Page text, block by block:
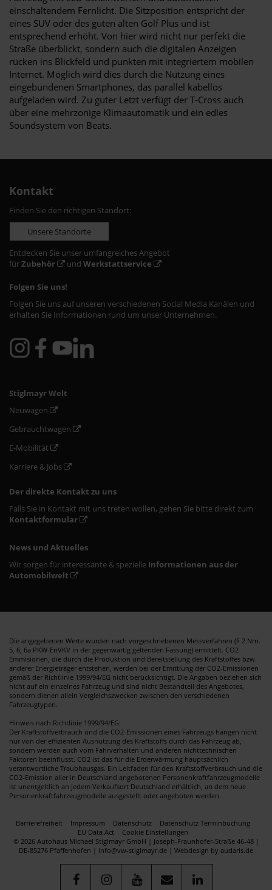
einschaltendem Fernlicht. Die Sitzposition entspricht der
eines SUV oder des guten alten Golf Plus und ist
entsprechend erhöht. Von hier wird nicht nur perfekt die
Straße überblickt, sondern auch die digitalen Anzeigen
rücken ins Blickfeld und punkten mit integriertem mobilen
Internet. Möglich wird dies durch die Nutzung eines
eingebundenen Smartphones, das parallel kabellos
aufgeladen wird. Zu guter Letzt verfügt der T-Cross auch
über eine mehrzonige Klimaautomatik und ein edles
Soundsystem von Beats.
Kontakt
Finden Sie den richtigen Standort:
Unsere Standorte
Entdecken Sie unser umfangreiches Angebot
fürZubehör und Werkstattservice
Folgen Sie uns!
Folgen Sie uns auf unseren verschiedenen Social Media Kanälen und
erhalten Sie Informationen rund um unser Unternehmen.
Stiglmayr Welt
Neuwagen
Gebrauchtwagen
E-Mobilität
Karriere & Jobs
Der direkte Kontakt zu uns
Falls Sie in Kontakt mit uns treten wollen, gehen Sie bitte direkt zum
Kontaktformular
News und Aktuelles
Wir sorgen für interessante & spezielle Informationen aus der
Automobilwelt
Die angegebenen Werte wurden nach vorgeschriebenen Messverfahren (§ 2 Nrn.
5, 6, 6a PKW-EnVKV in der gegenwärtig geltenden Fassung) ermittelt. CO2-
Emmisionen, die durch die Produktion und Bereitstellung des Kraftstoffes bzw.
anderer Energieträger entstehen, werden bei der Emittlung der CO2-Emissionen
gemäß der Richtlinie 1999/94/EG nicht berücksichtigt. Die Angaben beziehen sich
nicht auf ein einzelnes Fahrzeug und sind nicht Bestandteil des Angebotes,
sondern dienen allein Vergleichszwecken zwischen den verschiedenen
Fahrzeugtypen.
Hinweis nach Richtlinie 1999/94/EG:
Der Kraftstoffverbrauch und die CO2-Emissionen eines Fahrzeugs hängen nicht
nur von der effizienten Ausnutzung des Kraftstoffs durch das Fahrzeug ab,
sondern werden auch vom Fahrverhalten und anderen nichttechnischen
Faktoren beeinflusst. CO2 ist das für die Erderwärmung hauptsächlich
verantwortliche Traubhausgas. Ein Leitfaden für den Kraftstoffverbrauch und die
CO2-Emission aller in Deutschland angebotenen Personenkraftfahrzeugmodelle
ist unentgeltlich an jedem Verkaufsort Deutschland erhältlich, an dem neue
Personenkraftfahrzeugmodelle ausgestellt oder angeboten werden.
Barrierefreiheit Impressum Datenschutz
Datenschutz Terminbuchung
EU Data Act
Cookie Einstellungen
© 2026 Autohaus Michael Stiglmayr GmbH | Joseph-Fraunhofer-Straße 46-48 |
DE-85276 Pfaffenhofen | info@vw-stiglmayr.de | Webdesign by audaris.de